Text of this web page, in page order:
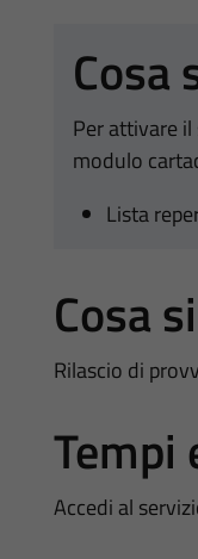
Cosa
Per attivare
modulo
Lista
Cosa
Rilascio di
Tempi
Accedi al